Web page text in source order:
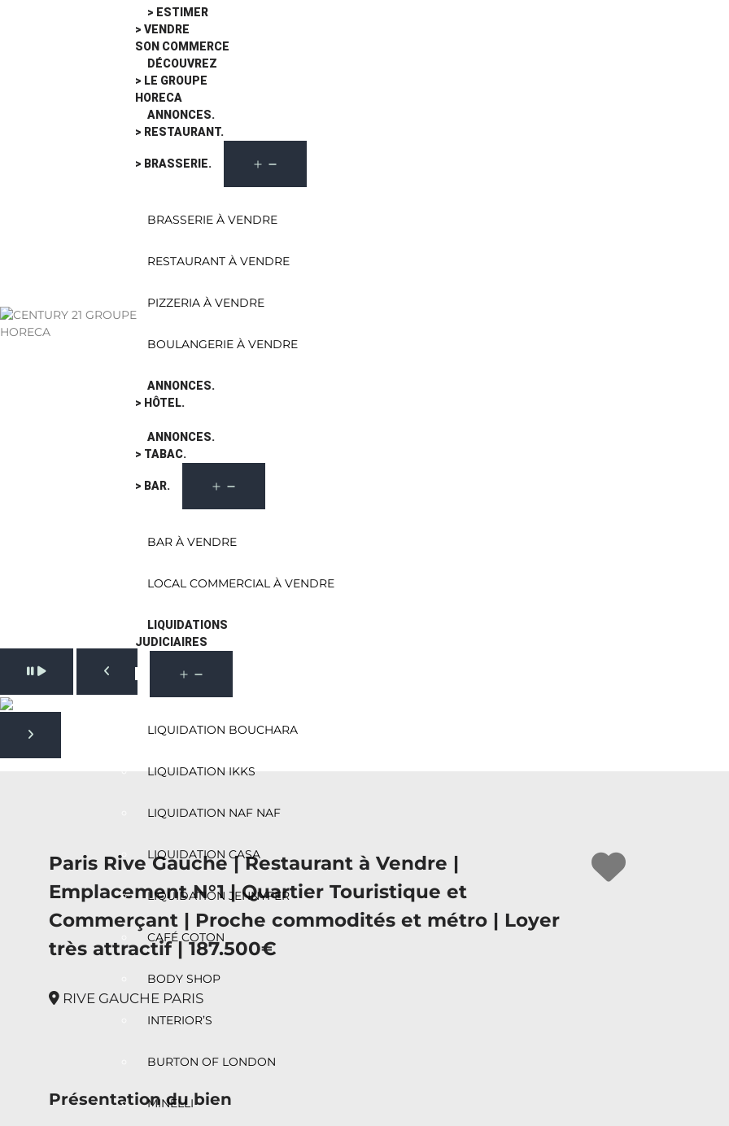
> ESTIMER
> VENDRE
SON COMMERCE
DÉCOUVREZ
> LE GROUPE
HORECA
ANNONCES.
> RESTAURANT.
> BRASSERIE.
BRASSERIE À VENDRE
RESTAURANT À VENDRE
PIZZERIA À VENDRE
BOULANGERIE À VENDRE
ANNONCES.
> HÔTEL.
ANNONCES.
> TABAC.
> BAR.
BAR À VENDRE
LOCAL COMMERCIAL À VENDRE
LIQUIDATIONS
JUDICIAIRES
LIQUIDATION BOUCHARA
LIQUIDATION IKKS
LIQUIDATION NAF NAF
LIQUIDATION CASA
LIQUIDATION JENNYFER
CAFÉ COTON
BODY SHOP
INTERIOR’S
BURTON OF LONDON
MINELLI
Pause slide rotation
Paris Rive Gauche | Restaurant à Vendre |
Emplacement N°1 | Quartier Touristique et
Commerçant | Proche commodités et métro | Loyer
très attractif | 187.500€
RIVE GAUCHE PARIS
Présentation du bien